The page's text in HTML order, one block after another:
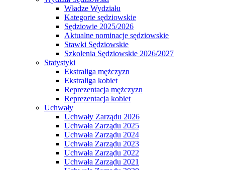
Władze Wydziału
Kategorie sędziowskie
Sędziowie 2025/2026
Aktualne nominacje sędziowskie
Stawki Sędziowskie
Szkolenia Sędziowskie 2026/2027
Statystyki
Ekstraliga mężczyzn
Ekstraliga kobiet
Reprezentacja mężczyzn
Reprezentacja kobiet
Uchwały
Uchwały Zarządu 2026
Uchwała Zarządu 2025
Uchwała Zarządu 2024
Uchwała Zarządu 2023
Uchwała Zarządu 2022
Uchwała Zarządu 2021